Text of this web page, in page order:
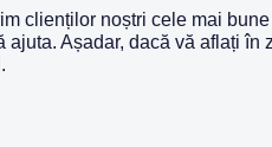
clienților noștri cele mai
ajuta. Așadar, dacă vă aflați în